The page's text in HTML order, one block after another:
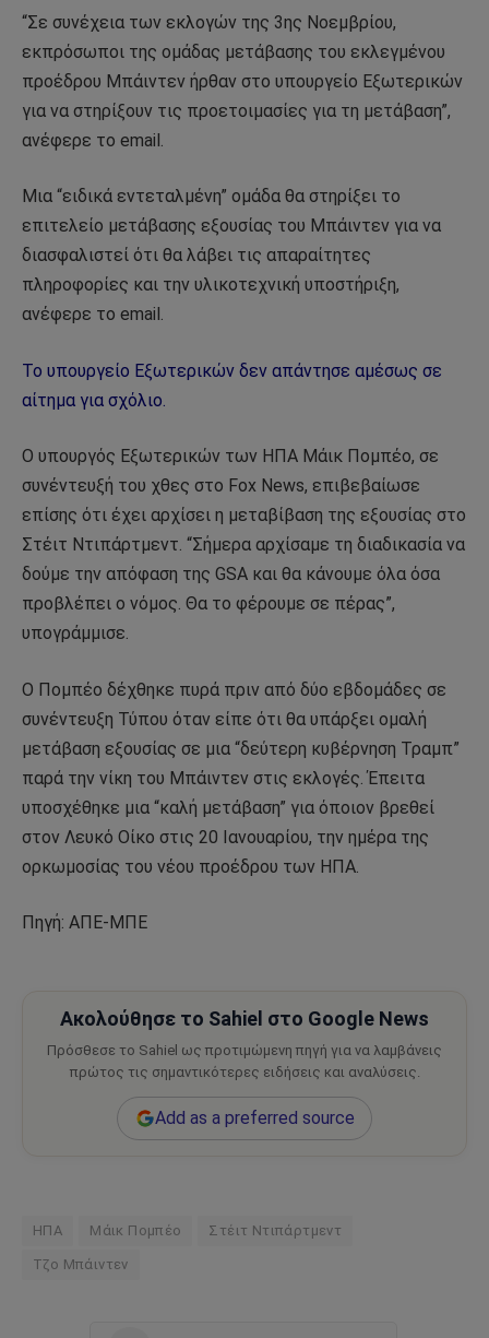
“Σε συνέχεια των εκλογών της 3ης Νοεμβρίου,
εκπρόσωποι της ομάδας μετάβασης του εκλεγμένου
προέδρου Μπάιντεν ήρθαν στο υπουργείο Εξωτερικών
για να στηρίξουν τις προετοιμασίες για τη μετάβαση”,
ανέφερε το email.
Μια “ειδικά εντεταλμένη” ομάδα θα στηρίξει το
επιτελείο μετάβασης εξουσίας του Μπάιντεν για να
διασφαλιστεί ότι θα λάβει τις απαραίτητες
πληροφορίες και την υλικοτεχνική υποστήριξη,
ανέφερε το email.
Το υπουργείο Εξωτερικών δεν απάντησε αμέσως σε
αίτημα για σχόλιο.
Ο υπουργός Εξωτερικών των ΗΠΑ Μάικ Πομπέο, σε
συνέντευξή του χθες στο Fox News, επιβεβαίωσε
επίσης ότι έχει αρχίσει η μεταβίβαση της εξουσίας στο
Στέιτ Ντιπάρτμεντ. “Σήμερα αρχίσαμε τη διαδικασία να
δούμε την απόφαση της GSA και θα κάνουμε όλα όσα
προβλέπει ο νόμος. Θα το φέρουμε σε πέρας”,
υπογράμμισε.
Ο Πομπέο δέχθηκε πυρά πριν από δύο εβδομάδες σε
συνέντευξη Τύπου όταν είπε ότι θα υπάρξει ομαλή
μετάβαση εξουσίας σε μια “δεύτερη κυβέρνηση Τραμπ”
παρά την νίκη του Μπάιντεν στις εκλογές. Έπειτα
υποσχέθηκε μια “καλή μετάβαση” για όποιον βρεθεί
στον Λευκό Οίκο στις 20 Ιανουαρίου, την ημέρα της
ορκωμοσίας του νέου προέδρου των ΗΠΑ.
Πηγή: ΑΠΕ-ΜΠΕ
Ακολούθησε το Sahiel στο Google News
Πρόσθεσε το Sahiel ως προτιμώμενη πηγή για να λαμβάνεις
πρώτος τις σημαντικότερες ειδήσεις και αναλύσεις.
Add as a preferred source
ΗΠΑ Μάικ Πομπέο Στέιτ Ντιπάρτμεντ
Τζο Μπάιντεν